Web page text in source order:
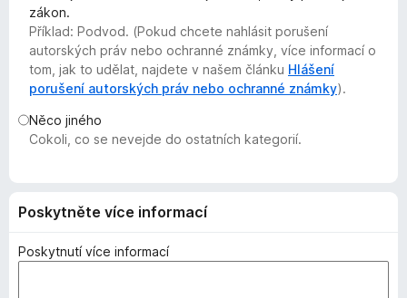
r
e
f
x
zákon.
Příklad: Podvod. (Pokud chcete nahlásit porušení
autorských práv nebo ochranné známky, více informací o
tom, jak to udělat, najdete v našem článku Hlášení
porušení autorských práv nebo ochranné známky).
Něco jiného
Cokoli, co se nevejde do ostatních kategorií.
Poskytněte více informací
Poskytnutí více informací